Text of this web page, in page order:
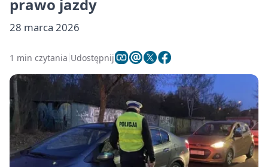
prawo jazdy
28 marca 2026
1 min czytania Udostępnij